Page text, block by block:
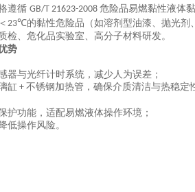
遵循 ‌GB/T 21623-2008‌ 危险品易燃黏性液体
23℃的黏性危险品（如溶剂型油漆、抛光剂
检、危化品实验室、高分子材料研发。
势
器与光纤计时系统，减少人为误差；
缸 + 不锈钢加热管，确保介质清洁与热稳定
护功能，适配易燃液体操作环境；
低操作风险。